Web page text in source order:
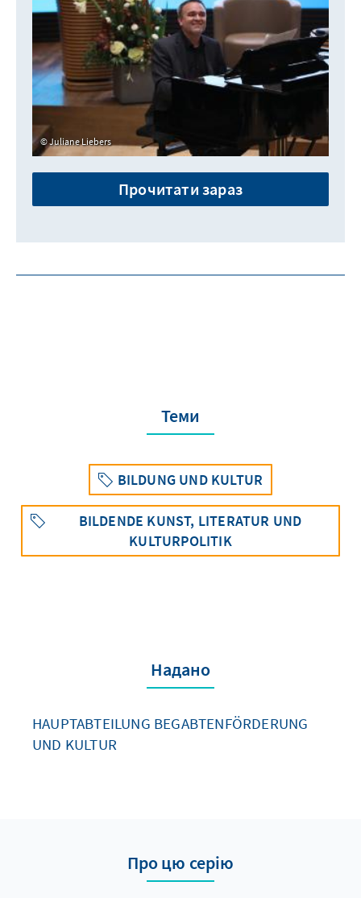
Juliane Liebers
Прочитати зараз
Теми
BILDUNG UND KULTUR
BILDENDE KUNST, LITERATUR UND
KULTURPOLITIK
Надано
HAUPTABTEILUNG BEGABTENFÖRDERUNG
UND KULTUR
Про цю серію